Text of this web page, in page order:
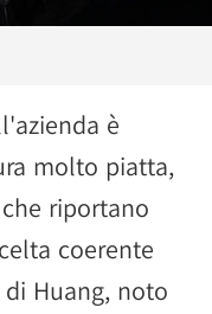
è
molto piatta,
riportano
coerente
Huang, noto